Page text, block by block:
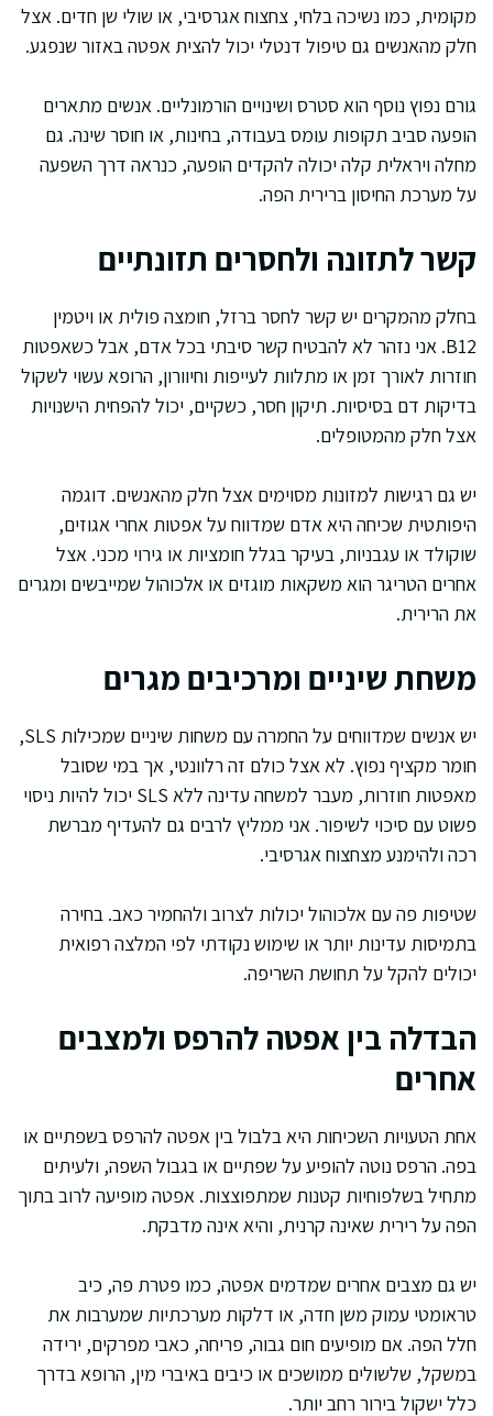
מקומית, כמו נשיכה בלחי, צחצוח אגרסיבי, או שולי שן חדים. אצל
חלק מהאנשים גם טיפול דנטלי יכול להצית אפטה באזור שנפגע.
גורם נפוץ נוסף הוא סטרס ושינויים הורמונליים. אנשים מתארים
הופעה סביב תקופות עומס בעבודה, בחינות, או חוסר שינה. גם
מחלה ויראלית קלה יכולה להקדים הופעה, כנראה דרך השפעה
על מערכת החיסון ברירית הפה.
קשר לתזונה ולחסרים תזונתיים
בחלק מהמקרים יש קשר לחסר ברזל, חומצה פולית או ויטמין
B12. אני נזהר לא להבטיח קשר סיבתי בכל אדם, אבל כשאפטות
חוזרות לאורך זמן או מתלוות לעייפות וחיוורון, הרופא עשוי לשקול
בדיקות דם בסיסיות. תיקון חסר, כשקיים, יכול להפחית הישנויות
אצל חלק מהמטופלים.
יש גם רגישות למזונות מסוימים אצל חלק מהאנשים. דוגמה
היפותטית שכיחה היא אדם שמדווח על אפטות אחרי אגוזים,
שוקולד או עגבניות, בעיקר בגלל חומציות או גירוי מכני. אצל
אחרים הטריגר הוא משקאות מוגזים או אלכוהול שמייבשים ומגרים
את הרירית.
משחת שיניים ומרכיבים מגרים
יש אנשים שמדווחים על החמרה עם משחות שיניים שמכילות SLS,
חומר מקציף נפוץ. לא אצל כולם זה רלוונטי, אך במי שסובל
מאפטות חוזרות, מעבר למשחה עדינה ללא SLS יכול להיות ניסוי
פשוט עם סיכוי לשיפור. אני ממליץ לרבים גם להעדיף מברשת
רכה ולהימנע מצחצוח אגרסיבי.
שטיפות פה עם אלכוהול יכולות לצרוב ולהחמיר כאב. בחירה
בתמיסות עדינות יותר או שימוש נקודתי לפי המלצה רפואית
יכולים להקל על תחושת השריפה.
הבדלה בין אפטה להרפס ולמצבים
אחרים
אחת הטעויות השכיחות היא בלבול בין אפטה להרפס בשפתיים או
בפה. הרפס נוטה להופיע על שפתיים או בגבול השפה, ולעיתים
מתחיל בשלפוחיות קטנות שמתפוצצות. אפטה מופיעה לרוב בתוך
הפה על רירית שאינה קרנית, והיא אינה מדבקת.
יש גם מצבים אחרים שמדמים אפטה, כמו פטרת פה, כיב
טראומטי עמוק משן חדה, או דלקות מערכתיות שמערבות את
חלל הפה. אם מופיעים חום גבוה, פריחה, כאבי מפרקים, ירידה
במשקל, שלשולים ממושכים או כיבים באיברי מין, הרופא בדרך
כלל ישקול בירור רחב יותר.